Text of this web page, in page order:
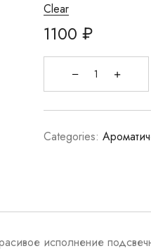
Clear
1100 ₽
Categories:
исполнение